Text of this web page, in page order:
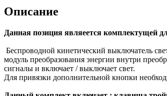
Описание
Данная позиция являеется комплектущей
Беспроводной кинетический выключатель
модуль преобразования энергии внутри
сигналы и включает / выключает свет.
Для привязки дополнительной кнопки